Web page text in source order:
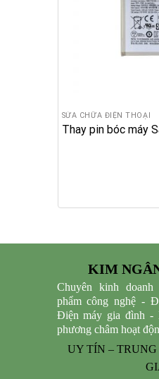
SỬA CHỮA ĐIỆN THOẠI
Thay pin bóc máy
KIM
Chuyên kinh
phẩm công nghệ -
Điện máy gia đình -
phương châm hoạt
UY TÍN –